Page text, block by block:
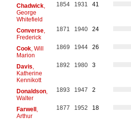
Chadwick,
George
Whitefield
1854 1931 41
Converse,
Frederick
1871 1940 24
Cook, Will
Marion
1869 1944 26
Davis
Katherine
Kennikott
1892 1980 3
Donaldson,
Walter
1893 1947 2
Farwell,
Arthur
1877 1952 18